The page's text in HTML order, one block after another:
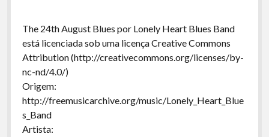
The 24th August Blues por Lonely Heart Blues Band
está licenciada sob uma licença Creative Commons
Attribution (http://creativecommons.org/licenses/by-
nc-nd/4.0/)
Origem:
http://freemusicarchive.org/music/Lonely_Heart_Blue
s_Band
Artista: